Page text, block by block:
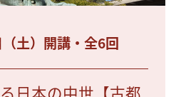
土）開講・全6回
日本の中世【古都